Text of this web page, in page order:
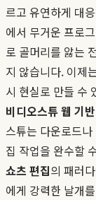
르고 유연하게 대
에서 무거운 프로
로 골머리를 앓는
지 않습니다. 이제
시 현실로 만들 수
비디오스튜 웹 기반
스튜는 다운로드
집 작업을 완수할
쇼츠 편집의 패러
에게 강력한 날개